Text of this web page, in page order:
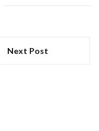
Next Post